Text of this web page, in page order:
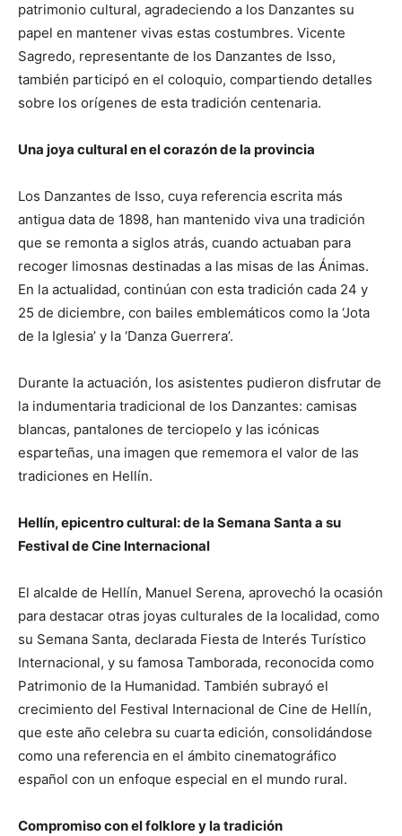
patrimonio cultural, agradeciendo a los Danzantes su
papel en mantener vivas estas costumbres. Vicente
Sagredo, representante de los Danzantes de Isso,
también participó en el coloquio, compartiendo detalles
sobre los orígenes de esta tradición centenaria.
Una joya cultural en el corazón de la provincia
Los Danzantes de Isso, cuya referencia escrita más
antigua data de 1898, han mantenido viva una tradición
que se remonta a siglos atrás, cuando actuaban para
recoger limosnas destinadas a las misas de las Ánimas.
En la actualidad, continúan con esta tradición cada 24 y
25 de diciembre, con bailes emblemáticos como la ‘Jota
de la Iglesia’ y la ‘Danza Guerrera’.
Durante la actuación, los asistentes pudieron disfrutar de
la indumentaria tradicional de los Danzantes: camisas
blancas, pantalones de terciopelo y las icónicas
esparteñas, una imagen que rememora el valor de las
tradiciones en Hellín.
Hellín, epicentro cultural: de la Semana Santa a su
Festival de Cine Internacional
El alcalde de Hellín, Manuel Serena, aprovechó la ocasión
para destacar otras joyas culturales de la localidad, como
su Semana Santa, declarada Fiesta de Interés Turístico
Internacional, y su famosa Tamborada, reconocida como
Patrimonio de la Humanidad. También subrayó el
crecimiento del Festival Internacional de Cine de Hellín,
que este año celebra su cuarta edición, consolidándose
como una referencia en el ámbito cinematográfico
español con un enfoque especial en el mundo rural.
Compromiso con el folklore y la tradición